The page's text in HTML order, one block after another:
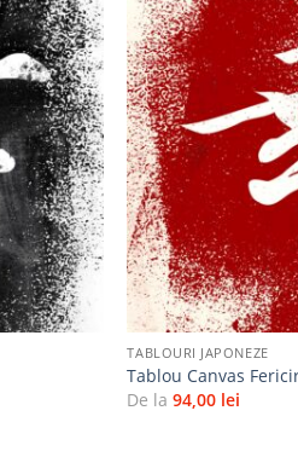
Adaugă
la
favorite
+
TABLOURI JAPONEZE
Tablou Canvas
De la94,00 lei